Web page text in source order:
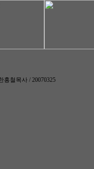
홍철목사 / 20070325